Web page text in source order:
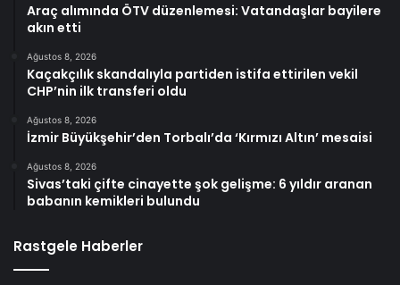
Araç alımında ÖTV düzenlemesi: Vatandaşlar bayilere
akın etti
Ağustos 8, 2026
Kaçakçılık skandalıyla partiden istifa ettirilen vekil
CHP’nin ilk transferi oldu
Ağustos 8, 2026
İzmir Büyükşehir’den Torbalı’da ‘Kırmızı Altın’ mesaisi
Ağustos 8, 2026
Sivas’taki çifte cinayette şok gelişme: 6 yıldır aranan
babanın kemikleri bulundu
Rastgele Haberler